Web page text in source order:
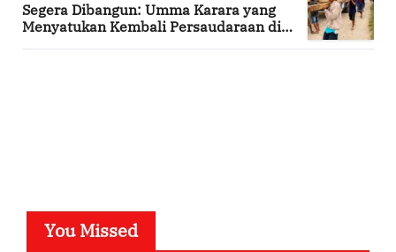
Segera Dibangun: Umma Karara yang
Menyatukan Kembali Persaudaraan di
You Missed